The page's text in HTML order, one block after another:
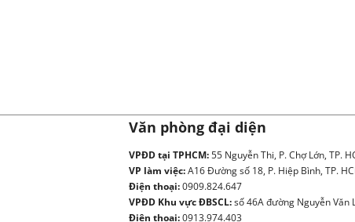
Văn phòng đại diện
VPĐD tại TPHCM:55 Nguyễn Thi, P. Chợ Lớn, TP.
VP làm việc:A16 Đường số 18, P. Hiệp Bình, TP.
Điện thoại:0909.824.647
VPĐD Khu vực ĐBSCL:số 46A đường Nguyễn Văn
Điện thoại:0913.974.403